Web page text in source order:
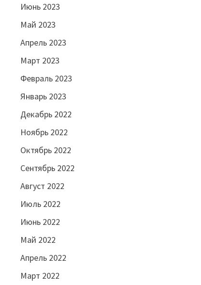
Июнь 2023
Май 2023
Апрель 2023
Март 2023
Февраль 2023
Январь 2023
Декабрь 2022
Ноябрь 2022
Октябрь 2022
Сентябрь 2022
Август 2022
Июль 2022
Июнь 2022
Май 2022
Апрель 2022
Март 2022